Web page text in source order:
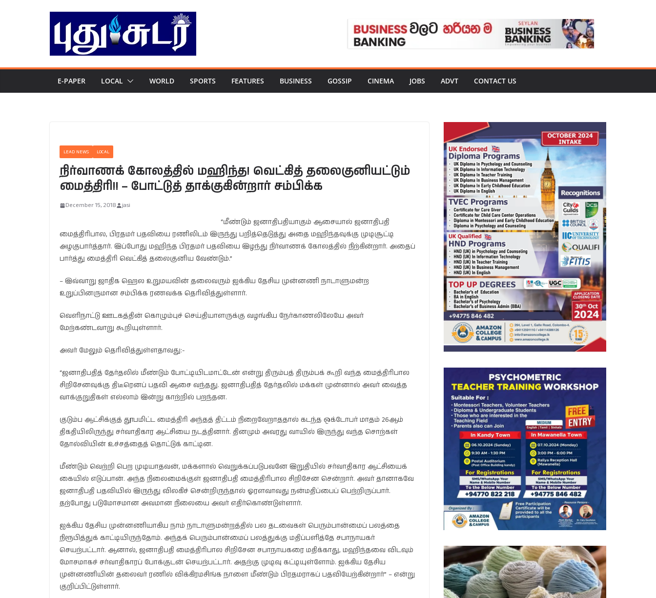
E-PAPER LOCAL WORLD SPORTS FEATURES BUSINESS GOSSIP CINEMA JOBS ADVT CONTACT US
LEAD NEWS LOCAL
நிர்வாணக் கோலத்தில் மஹிந்த! வெட்கித் தலைகுனியட்டும்
மைத்திரி!! – போட்டுத் தாக்குகின்றார் சம்பிக்க
December 15, 2018 jasi
“மீண்டும் ஜனாதிபதியாகும் ஆசையால் ஜனாதிபதி
மைத்திரிபால, பிரதமர் பதவியை ரணிலிடம் இருந்து பறித்தெடுத்து அதை மஹிந்தவுக்கு முடிசூட்டி
அழகுபார்த்தார். இப்போது மஹிந்த பிரதமர் பதவியை இழந்து நிர்வாணக் கோலத்தில் நிற்கின்றார். அதைப்
பார்த்து மைத்திரி வெட்கித் தலைகுனிய வேண்டும்.”
– இவ்வாறு ஜாதிக ஹெல உறுமயவின் தலைவரும் ஐக்கிய தேசிய முன்னணி நாடாளுமன்ற
உறுப்பினருமான சம்பிக்க ரணவக்க தெரிவித்துள்ளார்.
வெளிநாட்டு ஊடகத்தின் கொழும்புச் செய்தியாளருக்கு வழங்கிய நேர்காணலிலேயே அவர்
மேற்கண்டவாறு கூறியுள்ளார்.
அவர் மேலும் தெரிவித்துள்ளதாவது:-
“ஜனாதிபதித் தேர்தலில் மீண்டும் போட்டியிடமாட்டேன் என்று திரும்பத் திரும்பக் கூறி வந்த மைத்திரிபால
சிறிசேனவுக்கு திடீரெனப் பதவி ஆசை வந்தது. ஜனாதிபதித் தேர்தலில் மக்கள் முன்னால் அவர் வைத்த
வாக்குறுதிகள் எல்லாம் இன்று காற்றில் பறந்தன.
குடும்ப ஆட்சிக்குத் தூபமிட்ட மைத்திரி அந்தத் திட்டம் நிறைவேறாததால் கடந்த ஒக்டோபர் மாதம் 26ஆம்
திகதியிலிருந்து சர்வாதிகார ஆட்சியை நடத்தினார். தினமும் அவரது வாயில் இருந்து வந்த சொற்கள்
தோல்வியின் உச்சத்தைத் தொட்டுக் காட்டின.
மீண்டும் வெற்றி பெற முடியாதவன், மக்களால் வெறுக்கப்படுபவனே இறுதியில் சர்வாதிகார ஆட்சியைக்
கையில் எடுப்பான். அந்த நிலைமைக்குள் ஜனாதிபதி மைத்திரிபால சிறிசேன சென்றார். அவர் தானாகவே
ஜனாதிபதி பதவியில் இருந்து விலகிச் சென்றிருந்தால் ஓரளவாவது நன்மதிப்பைப் பெற்றிருப்பார்.
தற்போது படுமோசமான அவமான நிலையை அவர் எதிர்கொண்டுள்ளார்.
ஐக்கிய தேசிய முன்னணியாகிய நாம் நாடாளுமன்றத்தில் பல தடவைகள் பெரும்பான்மைப் பலத்தை
நிரூபித்துக் காட்டியிருந்தோம். அந்தக் பெரும்பான்மைப் பலத்துக்கு மதிப்பளித்தே சபாநாயகர்
செயற்பட்டார். ஆனால், ஜனாதிபதி மைத்திரிபால சிறிசேன சபாநாயகரை மதிக்காது, மஹிந்தவை விடவும்
மோசமாகச் சர்வாதிகாரப் போக்குடன் செயற்பட்டார். அதற்கு முடிவு கட்டியுள்ளோம். ஐக்கிய தேசிய
முன்னணியின் தலைவர் ரணில் விக்கிரமசிங்க நாளை மீண்டும் பிரதமராகப் பதவியேற்கின்றார்” – என்று
குறிப்பிட்டுள்ளார்.